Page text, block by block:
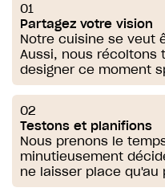
01
Partagez votre vision
Notre cuisine se veut
Aussi, nous récoltons
designer ce moment
02
Testons et planifions
Nous prenons le
minutieusement
ne laisser place qu'au